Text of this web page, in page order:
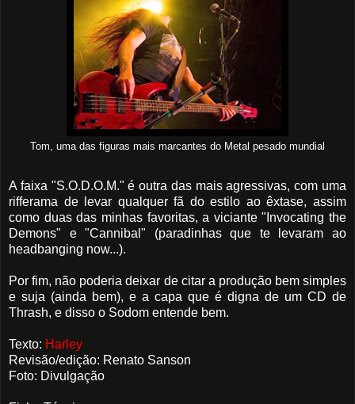
Tom, uma das figuras mais marcantes do Metal pesado mundial
A faixa "S.O.D.O.M." é outra das mais agressivas, com uma
rifferama de levar qualquer fã do estilo ao êxtase, assim
como duas das minhas favoritas, a viciante "Invocating the
Demons" e "Cannibal" (paradinhas que te levaram ao
headbanging now...).
Por fim, não poderia deixar de citar a produção bem simples
e suja (ainda bem), e a capa que é digna de um CD de
Thrash, e disso o Sodom entende bem.
Texto: Harley
Revisão/edição: Renato Sanson
Foto: Divulgação